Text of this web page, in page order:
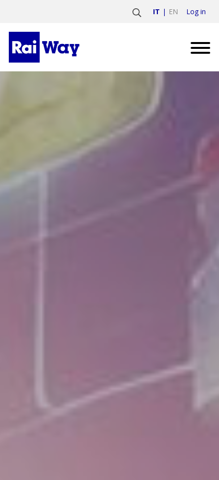
IT EN Log in